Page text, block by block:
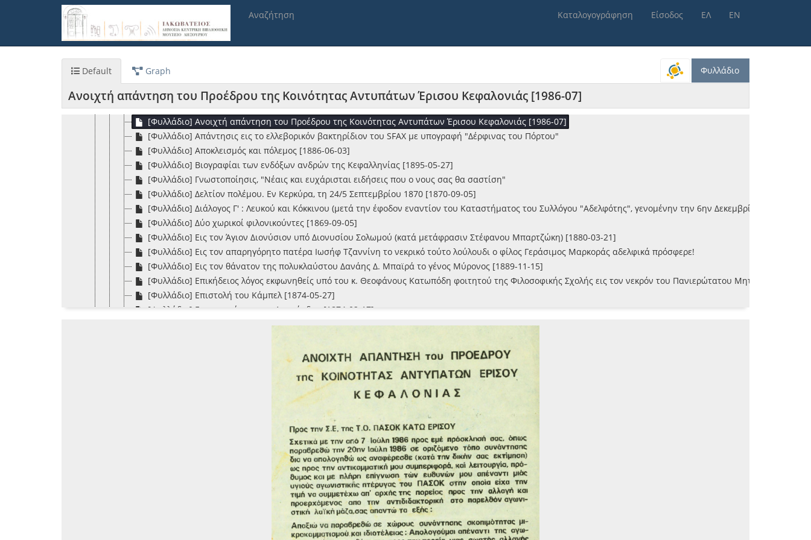
Αναζήτηση Καταλογογράφηση Είσοδος ΕΛ ΕΝ
Default Graph Φυλλάδιο
Ανοιχτή απάντηση του Προέδρου της Κοινότητας Αντυπάτων Έρισου Κεφαλονιάς [1986-07]
[Φυλλάδιο] "Συμπολίται, προταθείς παρά τινών φίλων μου ..." [1869-05-23]
[Φυλλάδιο] "Τη 11η ισταμένου, ώρα 6η μ.μ. ..." [1868-09-12]
[Φυλλάδιο] Sonetto: alla desolata e cara famiglia dell' estinto fanciullo Constantino Zannini
[Φυλλάδιο] Una lagrima alla cara memoria dell' estinta giovinetta Giulia Scaramanga [1894-08-15]
[Φυλλάδιο] Αγγελία. "Παροτρυνόμενος υπό πολλών φίλων ..." [1873-05-01]
[Φυλλάδιο] Αγγελία, "Φέρω πάλιν αγγελίαν ..." [1869-09-08]
[Φυλλάδιο] Ανακοίνωση, στις 1-8-86 γλεντάμε στο "Ηλιοβασίλεμα" [1986]
[Φυλλάδιο] Ανοιχτή απάντηση του Προέδρου της Κοινότητας Αντυπάτων Έρισου Κεφαλονιάς [1986-07]
[Φυλλάδιο] Απάντησις εις το ελλεβορικόν βακτηρίδιον του SFAX με υπογραφή "Δέρφινας του Πόρτου"
[Φυλλάδιο] Αποκλεισμός και πόλεμος [1886-06-03]
[Φυλλάδιο] Βιογραφίαι των ενδόξων ανδρών της Κεφαλληνίας [1895-05-27]
[Φυλλάδιο] Γνωστοποίησις, "Νέαις και ευχάρισται ειδήσεις που ο νους σας θα σαστίση"
[Φυλλάδιο] Δελτίον πολέμου. Εν Κερκύρα, τη 24/5 Σεπτεμβρίου 1870 [1870-09-05]
[Φυλλάδιο] Διάλογος Γ' : Λευκού και Κόκκινου (μετά την έφοδον εναντίον του Καταστήματος του Συλλόγου "Αδελφότης", γενομένην την 6ην Δεκεμβρίου) [1886-12-
[Φυλλάδιο] Δύο χωρικοί φιλονικούντες [1869-09-05]
[Φυλλάδιο] Εις τον Άγιον Διονύσιον υπό Διονυσίου Σολωμού (κατά μετάφρασιν Στέφανου Μπαρτζώκη) [1880-03-21]
[Φυλλάδιο] Εις τον απαρηγόρητο πατέρα Ιωσήφ Τζαννίνη το νεκρικό τούτο λούλουδι ο φίλος Γεράσιμος Μαρκοράς αδελφικά πρόσφερε!
[Φυλλάδιο] Εις τον θάνατον της πολυκλαύστου Δανάης Δ. Μπαϊρά το γένος Μύρονος [1889-11-15]
[Φυλλάδιο] Επικήδειος λόγος εκφωνηθείς υπό του κ. Θεοφάνους Κατωπόδη φοιτητού της Φιλοσοφικής Σχολής εις τον νεκρόν του Πανιερώτατου Μητροπολίτου
[Φυλλάδιο] Επιστολή του Κάμπελ [1874-05-27]
[Φυλλάδιο] Ευχαριστήριον του Λομπάρδου [1874-02-17]
[Φυλλάδιο] Η 16 Μαρτίου 1870 [1870]
[Φυλλάδιο] Ηνωμένον Κράτος των Ιονίων Νήσων, Απόφασις της Γερουσίας [1863-11-12]
[Φυλλάδιο] Η συμφιλίωσις και ο δεσπότης: συγχαριτήριον στιχούργημα [1883-07-12]
[Φυλλάδιο] Θεμιστοκλέους Σολομού απάντησις εις το εκ Ταϊγανίου πεμφθών τω "Εσπέρω" και εν τω υπ' αρ. 39 φύλλω αυτού δημοσιευθέν ποίημα του κυρίου
[Φυλλάδιο] Καταστατικόν και ανακοίνωση του Οικονομικού Συσσίτιου Κεφαλληνίας [1911-05-11]
[Φυλλάδιο] Λόγος εκφωνειθής υπό του κυρίου Γ. Θεοτόκη, Υπουργού επί των Ναυτικών, ως αντιπροσώπου της Κυβερνήσεως, κατα την τελετήν των
[Φυλλάδιο] Λόγος εκφωνηθείς εν τω Μητροπολιτικώ Ναώ τη 21η Σεπτεμβρίου 1877 κατ' εντολήν του Δ. Συμβουλίου Κερκυραίων υπό του βουλευτού Κερκύρας
[Φυλλάδιο] Λόγος εκφωνηθείς υπό του κυρίου Γ. Θεοτόκη, Υπουργού επί των Ναυτικών, ως αντιπροσώπου της Κυβερνήσεως, κατά την τελετήν των
[Φυλλάδιο] Λόγος επικήδειος εκφωνηθείς εις τον αποβιώσαντα Σπυρίδωνα Βαλαωρίτη υπό Ευστάθιου Δρακόπουλου επαρχιακού διδασκάλου [1887-08-06]
[Φυλλάδιο] Λόγος επιτάφιος εις τον σεβασμιώτατον Αρχιεπίσκοπον Κεφαλληνίας Γεράσιμον Δώριζαν εκφωνηθείς επί τω εν Δραπάνω Νεκροταφείω υπό
[Φυλλάδιο] Λόγος επιτάφιος εκφωνηθείς επί του νεκρού του Σπυρίδωνος Βαλαωρίτη [1887-08-06]
[Φυλλάδιο] Μία αναγκαία απάντησις [1880-03-20]
[Φυλλάδιο] Μνημόσυνον Α', "Δανάη μου!" με υπογραφή "ο δυστυχής πατήρ σου Μύρων" [1889-11-15]